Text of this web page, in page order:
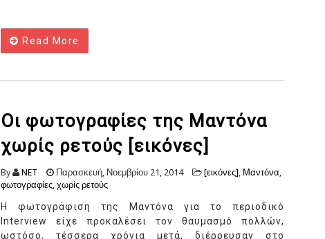
Read More
Οι φωτογραφίες της Μαντόνα
χωρίς ρετούς [εικόνες]
By NET Παρασκευή, Νοεμβρίου 21, 2014 [εικόνες], Μαντόνα,
φωτογραφίες, χωρίς ρετούς
Η φωτογράφιση της Μαντόνα για το περιοδικό
Interview είχε προκαλέσει τον θαυμασμό πολλών,
ωστόσο, τέσσερα χρόνια μετά, διέρρευσαν στο